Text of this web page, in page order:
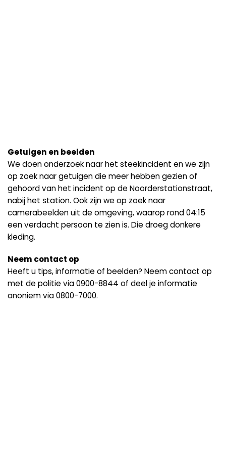
Getuigen en beelden
We doen onderzoek naar het steekincident en we zijn
op zoek naar getuigen die meer hebben gezien of
gehoord van het incident op de Noorderstationstraat,
nabij het station. Ook zijn we op zoek naar
camerabeelden uit de omgeving, waarop rond 04:15
een verdacht persoon te zien is. Die droeg donkere
kleding.
Neem contact op
Heeft u tips, informatie of beelden? Neem contact op
met de politie via 0900-8844 of deel je informatie
anoniem via 0800-7000.